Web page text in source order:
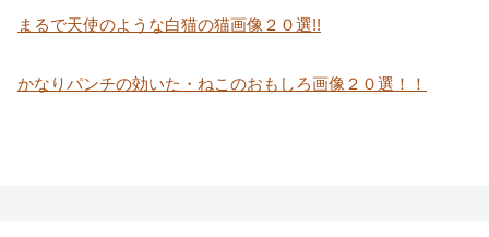
まるで天使のような白猫の猫画像２０選!!
かなりパンチの効いた・ねこのおもしろ画像２０選！！